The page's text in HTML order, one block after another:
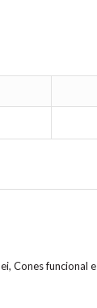
Cones funcional